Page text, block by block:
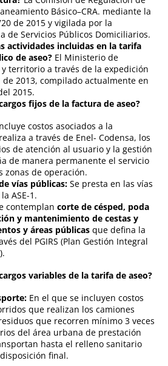
Básico–CRA. mediante la
de 2015 y vigilada por la
de Servicios Públicos Domiciliarios.
actividades incluidas en la tarifa
de aseo? El Ministerio de
territorio a través de la expedición
2013, compilado actualmente en
2015.
fijos de la factura de aseo?
costos asociados a la
a través de Enel- Codensa, los
de atención al usuario y la gestión
de manera permanente el servicio
zonas de operación.
vías públicas: Se presta en las vías
ASE-1.
contemplan corte de césped, poda
y mantenimiento de cestas y
y áreas públicas que defina la
del PGIRS (Plan Gestión Integral
variables de la tarifa de aseo?
En el que se incluyen costos
que realizan los camiones
que recorren mínimo 3 veces
del área urbana de prestación
hasta el relleno sanitario
final.